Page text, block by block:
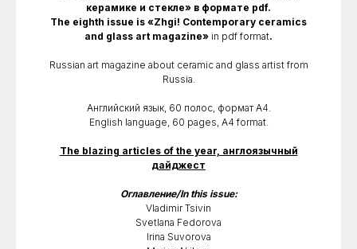
керамике и стекле» в формате pdf.
The eighth issue is «Zhgi! Contemporary ceramics
and glass art magazine» in pdf format.
Russian art magazine about ceramic and glass artist from
Russia.
Английский язык, 60 полос, формат А4.
English language, 60 pages, A4 format.
The blazing articles of the year, англоязычный
дайджест
Оглавление/In this issue:
Vladimir Tsivin
Svetlana Fedorova
Irina Suvorova